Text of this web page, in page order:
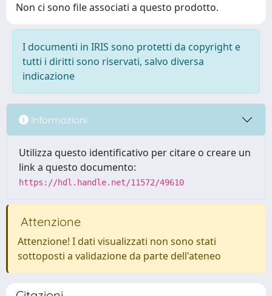
Non ci sono file associati a questo prodotto.
I documenti in IRIS sono protetti da copyright e
tutti i diritti sono riservati, salvo diversa
indicazione
Informazioni
Utilizza questo identificativo per citare o creare un
link a questo documento:
https://hdl.handle.net/11572/49610
Attenzione
Attenzione! I dati visualizzati non sono stati
sottoposti a validazione da parte dell'ateneo